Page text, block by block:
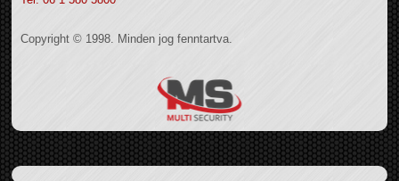
Copyright © 1998. Minden jog fenntartva.